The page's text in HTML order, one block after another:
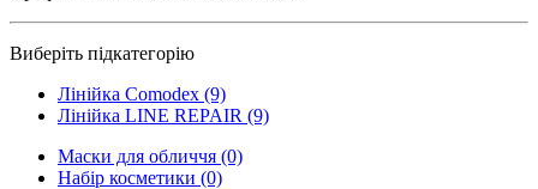
Виберіть підкатегорію
Лінійка Comodex (9)
Лінійка LINE REPAIR (9)
Маски для обличчя (0)
Набір косметики (0)